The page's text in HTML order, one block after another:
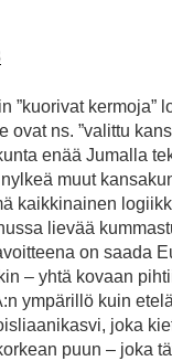
”kuorivat kermoja”
ovat ns. ”valittu
enää Jumalla
muut
kaikkinainen
lievää
on saada
– yhtä kovaan
ympärillö kuin
joka
puun – joka